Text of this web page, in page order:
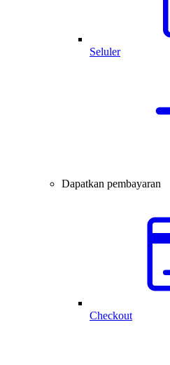
Seluler
Dapatkan pembayaran
Checkout